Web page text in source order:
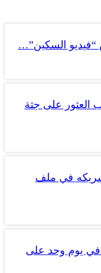
“فيديو السكين”…
على جثة
في ملف
في يوم وحد على